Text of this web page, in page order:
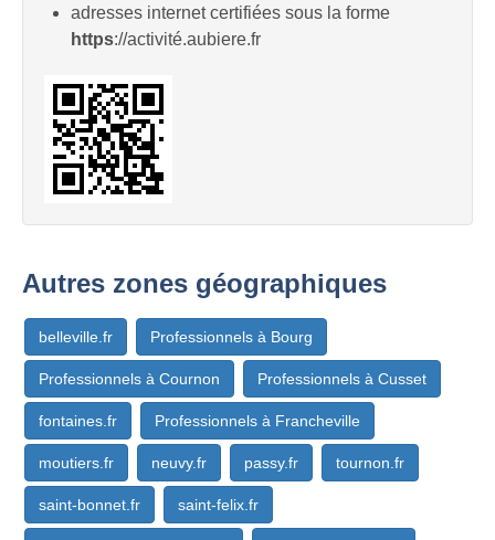
adresses internet certifiées sous la forme
https://activité.aubiere.fr
Autres zones géographiques
belleville.fr Professionnels à Bourg
Professionnels à Cournon Professionnels à Cusset
fontaines.fr Professionnels à Francheville
moutiers.fr neuvy.fr passy.fr tournon.fr
saint-bonnet.fr saint-felix.fr